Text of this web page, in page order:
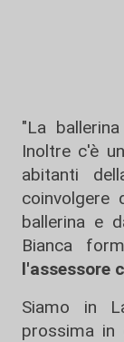
"La
Inoltre c'è
abitanti
coinvolgere
ballerina e
Bianca
l'assessore
Siamo in
prossima in